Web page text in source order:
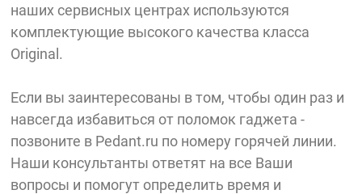
наших сервисных центрах используются
комплектующие высокого качества класса
Original.
Если вы заинтересованы в том, чтобы один раз и
навсегда избавиться от поломок гаджета -
позвоните в Pedant.ru по номеру горячей линии.
Наши консультанты ответят на все Ваши
вопросы и помогут определить время и